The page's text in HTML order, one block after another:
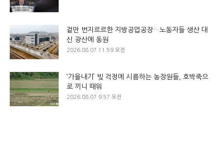
겉만 번지르르한 지방공업공장…노동자들 생산 대
신 광산에 동원
2026.08.07 11:59 오전
‘가을내기’ 빚 걱정에 시름하는 농장원들, 호박죽으
로 끼니 때워
2026.08.07 9:57 오전